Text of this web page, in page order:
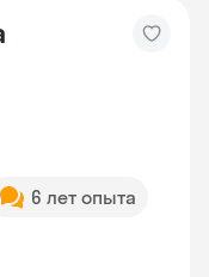
6 лет опыта